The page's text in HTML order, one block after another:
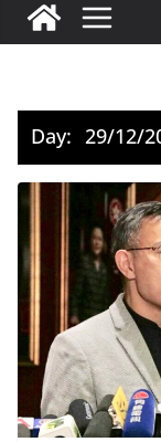
Day: 29/12/